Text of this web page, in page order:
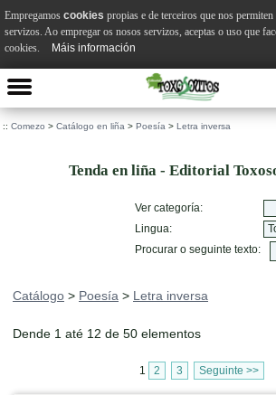
:: Comezo > Catálogo en liña > Poesía > Letra inversa
Tenda en liña - Editorial
Ver categoría:
Lingua:
Procurar o seguinte texto:
Catálogo > Poesía > Letra inversa
Dende 1 até 12 de 50 elementos
1 2 3 Seguinte >>
Empregamos cookies propias e de terceiros que nos
servizos. Ao empregar os nosos servizos, aceptas o uso que
cookies.
Máis información